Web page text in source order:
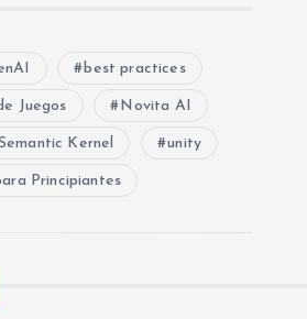
best practices
Juegos Novita AI
Kernel unity
Principiantes